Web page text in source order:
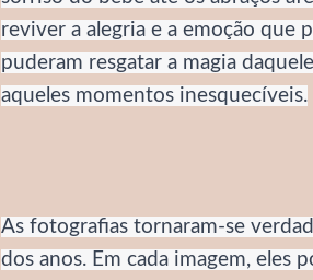
reviver a alegria e a emoção que
puderam resgatar a magia
aqueles momentos inesquecíveis.
As fotografias tornaram-se
dos anos. Em cada imagem, eles